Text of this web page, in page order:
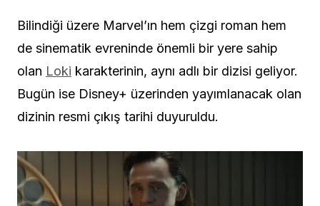
Bilindiği üzere Marvel’ın hem çizgi roman hem
de sinematik evreninde önemli bir yere sahip
olan Loki karakterinin, aynı adlı bir dizisi geliyor.
Bugün ise Disney+ üzerinden yayımlanacak olan
dizinin resmi çıkış tarihi duyuruldu.